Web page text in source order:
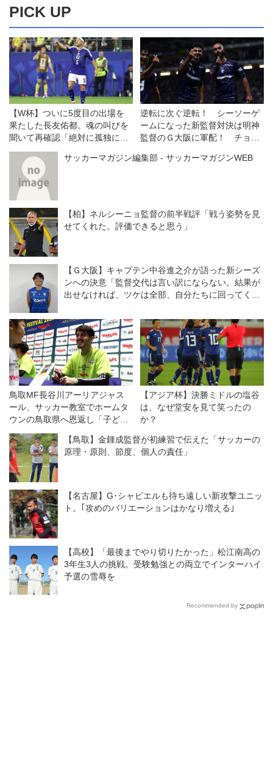
PICK UP
【W杯】ついに5度目の出場を
果たした長友佑都。魂の叫びを
聞いて再確認「絶対に孤独にさ
せないと思って鼓舞してきたけ
ど、その気持ちは彼らに響いて
いた」
逆転に次ぐ逆転！ シーソーゲ
ームになった新監督対決は明神
監督のＧ大阪に軍配！ チョウ
中、意欲を示すも一歩及ばず
サッカーマガジン編集部 - サッカーマガジンWEB
【柏】ネルシーニョ監督の前半戦評「戦う姿勢を見
せてくれた。評価できると思う」
【Ｇ大阪】キャプテン中谷進之介が語った新シーズ
ンへの決意「監督交代は言い訳にならない。結果が
出せなければ、ツケは全部、自分たちに回ってく
鳥取MF長谷川アーリアジャス
ール、サッカー教室でホームタ
ウンの鳥取県へ恩返し「子ども
たちの表情がキラキラしてい
た」
【アジア杯】決勝ミドルの塩谷
は、なぜ堂安を見て笑ったの
か？
【鳥取】金鍾成監督が初練習で伝えた「サッカーの
原理・原則、節度、個人の責任」
【名古屋】G･シャビエルも待ち遠しい新攻撃ユニッ
ト。｢攻めのバリエーションはかなり増える｣
【高校】「最後までやり切りたかった」松江南高の
3年生3人の挑戦。受験勉強との両立でインターハイ
予選の雪辱を
Recommended by